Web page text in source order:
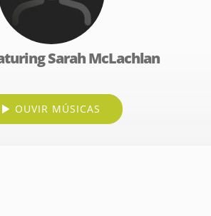
Sarah McLachlan
OUVIR MÚSICAS